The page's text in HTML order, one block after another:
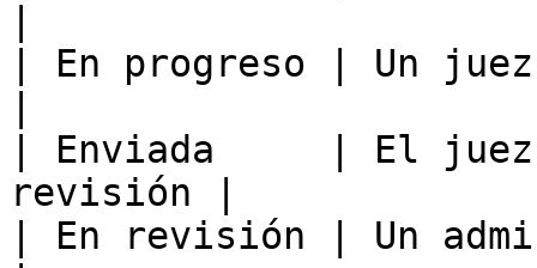
| En progreso | Un
| Enviada     | El juez
revisión |
| En revisión | Un